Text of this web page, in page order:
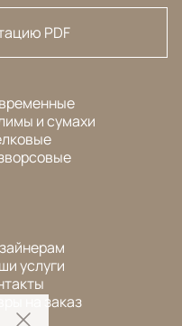
PDF
и сумахи
услуги
на заказ